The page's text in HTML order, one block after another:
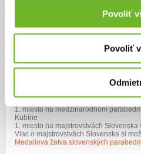
Povoliť
Povoliť
(Sabinku môžete vidieť napr. v časoch
2025 –lyžovanie a hľadanie ďalšieho
Opäť sa zúčastnila Zimných župných
kraja.
ŽILINSKÁŽUPNÁ PARALYMPIÁDA
(Sabinka v čase1:21 s číslom 1)
Objavili sme novú, veľkú vášeň –
skúška, sa veľmi rýchlo zmenilo na
1. miesto na medzinárodnom
Kubíne
1. miesto na majstrovstvách
Viac o majstrovstvách Slovenska si
Medailová žatva slovenských